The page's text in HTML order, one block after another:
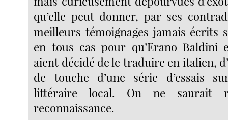
qu’elle peut donner, par ses
meilleurs témoignages jamais écrits
en tous cas pour qu’Erano Baldini
aient décidé de le traduire en italien,
de touche d’une série d’essais
littéraire local. On ne saurait
reconnaissance.